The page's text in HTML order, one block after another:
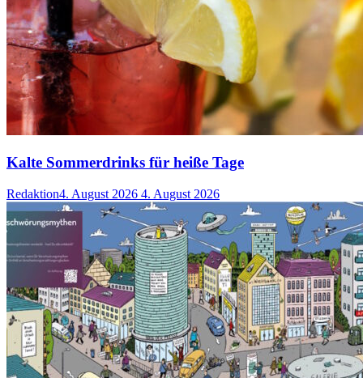
Kalte Sommerdrinks für heiße Tage
Redaktion4. August 2026 4. August 2026